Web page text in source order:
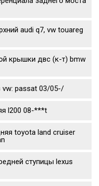
audi q7, vw touareg
крышки двс (к-т) bmw
vw: passat 03/05-/
l200 08-***t
toyota land cruiser
ступицы lexus